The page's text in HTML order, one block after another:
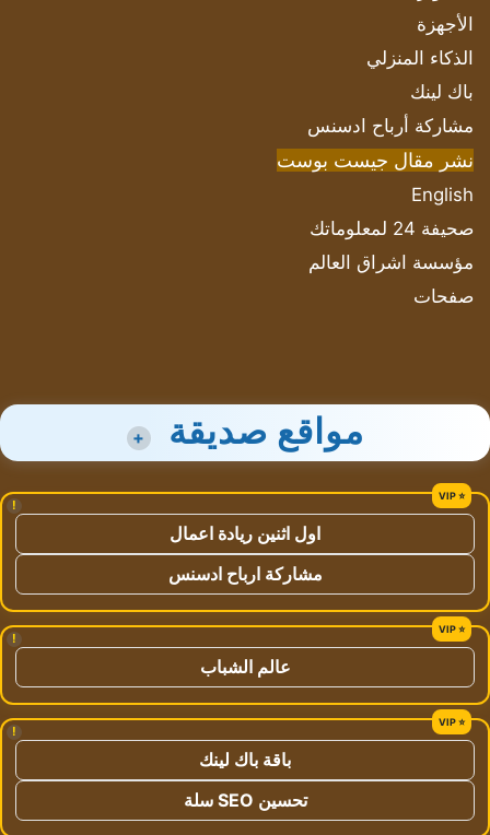
الأجهزة
الذكاء المنزلي
باك لينك
مشاركة أرباح ادسنس
نشر مقال جيست بوست
English
صحيفة 24 لمعلوماتك
مؤسسة اشراق العالم
صفحات
مواقع صديقة +
!
اول اثنين ريادة اعمال
مشاركة ارباح ادسنس
!
عالم الشباب
!
باقة باك لينك
تحسين SEO سلة